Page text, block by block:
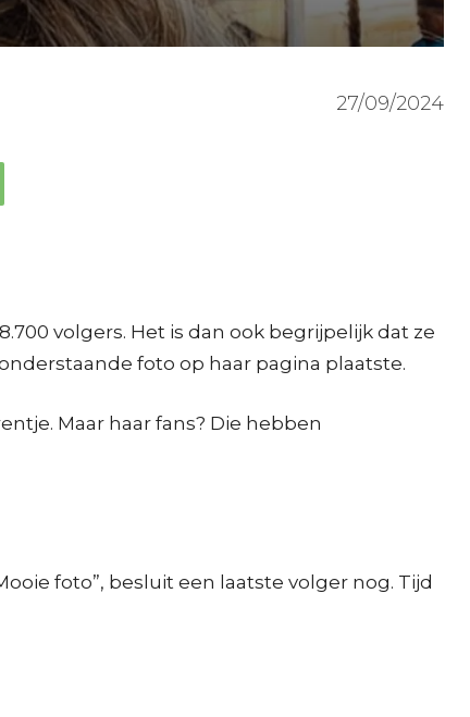
27/09/2024
volgers. Het is dan ook begrijpelijk dat ze
foto op haar pagina plaatste.
Maar haar fans? Die hebben
foto”, besluit een laatste volger nog. Tijd